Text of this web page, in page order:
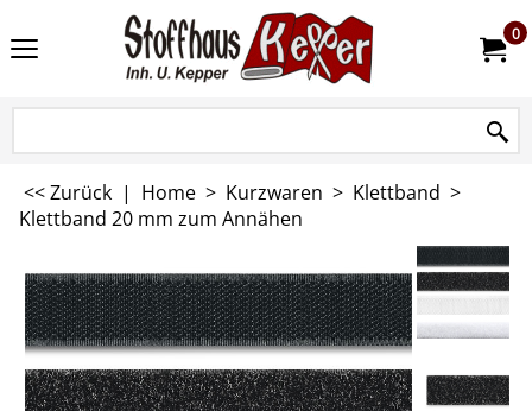
0
<< Zurück | Home > Kurzwaren > Klettband >
Klettband 20 mm zum Annähen